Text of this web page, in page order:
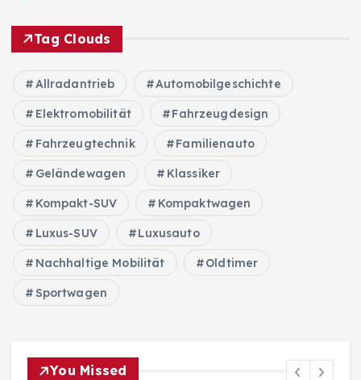
Tag Clouds
Allradantrieb Automobilgeschichte
Elektromobilität Fahrzeugdesign
Fahrzeugtechnik Familienauto
Geländewagen Klassiker
Kompakt-SUV Kompaktwagen
Luxus-SUV Luxusauto
Nachhaltige Mobilität Oldtimer
Sportwagen
You Missed